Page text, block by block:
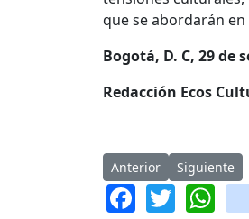
que se abordarán
Bogotá, D. C, 29 de
Redacción Ecos
Artículo anterior:
Anterior Artículo
Siguiente